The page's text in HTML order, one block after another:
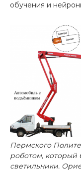
обучения и
Пермского
роботом, который
светильники.